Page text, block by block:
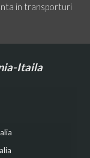
in transporturi
Itaila